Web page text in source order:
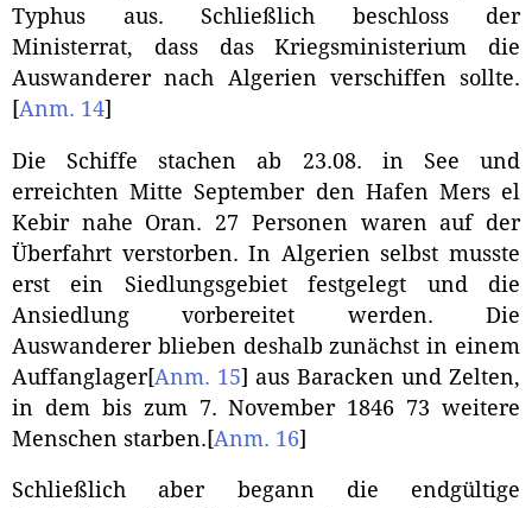
Typhus aus. Schließlich beschloss der
Ministerrat, dass das Kriegsministerium die
Auswanderer nach Algerien verschiffen sollte.
[Anm. 14]
Die Schiffe stachen ab 23.08. in See und
erreichten Mitte September den Hafen Mers el
Kebir nahe Oran. 27 Personen waren auf der
Überfahrt verstorben. In Algerien selbst musste
erst ein Siedlungsgebiet festgelegt und die
Ansiedlung vorbereitet werden. Die
Auswanderer blieben deshalb zunächst in einem
Auffanglager[Anm. 15] aus Baracken und Zelten,
in dem bis zum 7. November 1846 73 weitere
Menschen starben. [Anm. 16]
Schließlich aber begann die endgültige